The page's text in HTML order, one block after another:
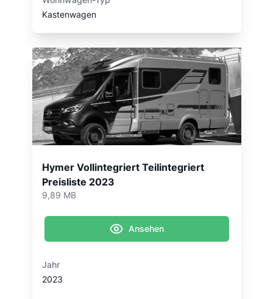
Kastenwagen
Hymer Vollintegriert Teilintegriert
Preisliste 2023
9,89 MB
Ansehen
Jahr
2023